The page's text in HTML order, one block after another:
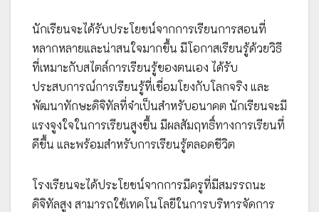
นักเรียนจะได้รับประโยชน์จากการเรียนการสอนที่
หลากหลายและน่าสนใจมากขึ้น มีโอกาสเรียนรู้ด้วยวิธี
ที่เหมาะกับสไตล์การเรียนรู้ของตนเอง ได้รับ
ประสบการณ์การเรียนรู้ที่เชื่อมโยงกับโลกจริง และ
พัฒนาทักษะดิจิทัลที่จำเป็นสำหรับอนาคต นักเรียนจะมี
แรงจูงใจในการเรียนสูงขึ้น มีผลสัมฤทธิ์ทางการเรียนที่
ดีขึ้น และพร้อมสำหรับการเรียนรู้ตลอดชีวิต
โรงเรียนจะได้ประโยชน์จากการมีครูที่มีสมรรถนะ
ดิจิทัลสูง สามารถใช้เทคโนโลยีในการบริหารจัดการ